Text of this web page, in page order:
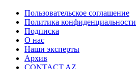
Пользовательское соглашение
Политика конфиденциальности
Подписка
О нас
Наши эксперты
Архив
CONTACT AZ